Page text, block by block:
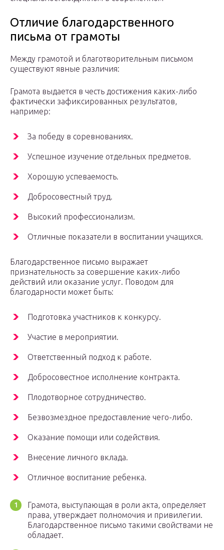
Отличие благодарственного
письма от грамоты
Между грамотой и благотворительным письмом
существуют явные различия:
Грамота выдается в честь достижения каких-либо
фактически зафиксированных результатов,
например:
За победу в соревнованиях.
Успешное изучение отдельных предметов.
Хорошую успеваемость.
Добросовестный труд.
Высокий профессионализм.
Отличные показатели в воспитании учащихся.
Благодарственное письмо выражает
признательность за совершение каких-либо
действий или оказание услуг. Поводом для
благодарности может быть:
Подготовка участников к конкурсу.
Участие в мероприятии.
Ответственный подход к работе.
Добросовестное исполнение контракта.
Плодотворное сотрудничество.
Безвозмездное предоставление чего-либо.
Оказание помощи или содействия.
Внесение личного вклада.
Отличное воспитание ребенка.
Грамота, выступающая в роли акта, определяет
права, утверждает полномочия и привилегии.
Благодарственное письмо такими свойствами не
обладает.